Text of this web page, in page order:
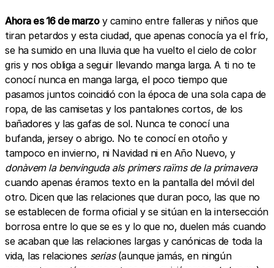
Ahora es 16 de marzoy camino entre falleras y niños que
tiran petardos y esta ciudad, que apenas conocía ya el frío,
se ha sumido en una lluvia que ha vuelto el cielo de color
gris y nos obliga a seguir llevando manga larga. A ti no te
conocí nunca en manga larga, el poco tiempo que
pasamos juntos coincidió con la época de una sola capa de
ropa, de las camisetas y los pantalones cortos, de los
bañadores y las gafas de sol. Nunca te conocí una
bufanda, jersey o abrigo. No te conocí en otoño y
tampoco en invierno, ni Navidad ni en Año Nuevo, y
donàvem la benvinguda als primers raïms de la primavera
cuando apenas éramos texto en la pantalla del móvil del
otro. Dicen que las relaciones que duran poco, las que no
se establecen de forma oficial y se sitúan en la intersección
borrosa entre lo que se es y lo que no, duelen más cuando
se acaban que las relaciones largas y canónicas de toda la
vida, las relaciones serias(aunque jamás, en ningún